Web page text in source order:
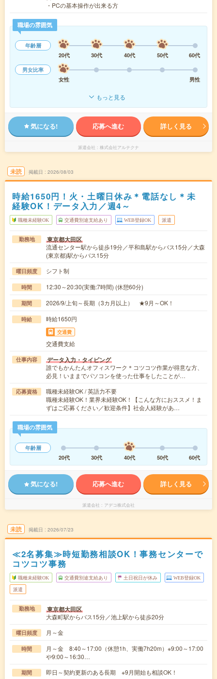
・PCの基本操作が出来る方
職場の雰囲気
年齢層
20代
30代 40代 50代
60代
男女比率
女性
男性
もっと見る
気になる! 応募へ進む 詳しく見る
派遣会社 株式会社アルテクナ
未読 掲載日 2026/08/03
時給1650円！火・土曜日休み＊電話なし＊未
経験OK！データ入力／週4～
職種未経験OK 交通費別途支給あり WEB登録OK 派遣
勤務地 東京都大田区
流通センター駅から徒歩19分／平和島駅からバス15分／大森
(東京都)駅からバス15分
曜日頻度 シフト制
時間 12:30～20:30(実働:7時間) (休憩60分)
期間 2026/9/上旬～長期（3カ月以上） ★9月～OK！
時給 時給1650円
交通費
交通費支給
仕事内容 データ入力・タイピング
誰でもかんたんオフィスワーク＊コツコツ作業が得意な方、
必見！いままでパソコンを使った仕事をしたことが…
応募資格
職種未経験OK / 英語力不要
職種未経験OK！業界未経験OK！【こんな方におススメ！ま
ずはご応募ください／歓迎条件】社会人経験があ…
職場の雰囲気
年齢層
20代
30代 40代 50代 60代
気になる! 応募へ進む 詳しく見る
派遣会社 アデコ株式会社
未読 掲載日 2026/07/23
≪2名募集≫時短勤務相談OK！事務センターで
コツコツ事務
職種未経験OK 交通費別途支給あり 土日祝日が休み WEB登録OK
派遣
勤務地 東京都大田区
大森町駅からバス15分／池上駅から徒歩20分
曜日頻度 月～金
時間
月～金 8:40～17:00（休憩1h、実働7h20m）※9:00～17:00
や9:00～16:30…
期間 即日～契約更新のある長期 ※9月開始も相談OK！